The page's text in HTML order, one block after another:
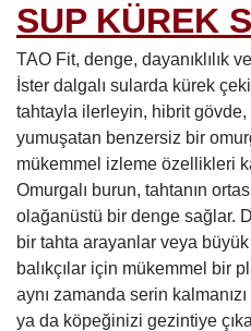
SUP KÜREK
TAO Fit, denge, dayanıklılık
İster dalgalı sularda kürek
tahtayla ilerleyin, hibrit gövde,
yumuşatan benzersiz bir
mükemmel izleme özellikleri
Omurgalı burun, tahtanın
olağanüstü bir denge sağlar.
bir tahta arayanlar veya
balıkçılar için mükemmel bir
aynı zamanda serin
ya da köpeğinizi gezintiye